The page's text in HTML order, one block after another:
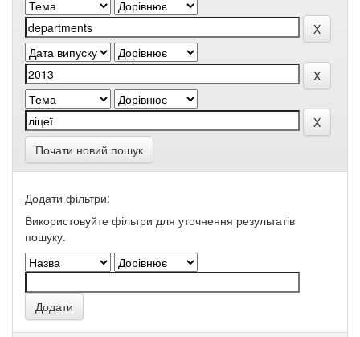
Почати новий пошук
Додати фільтри:
Використовуйте фільтри для уточнення результатів
пошуку.